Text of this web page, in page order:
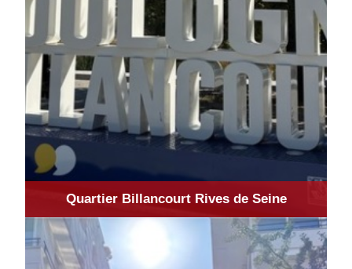
Quartier Billancourt Rives de Seine